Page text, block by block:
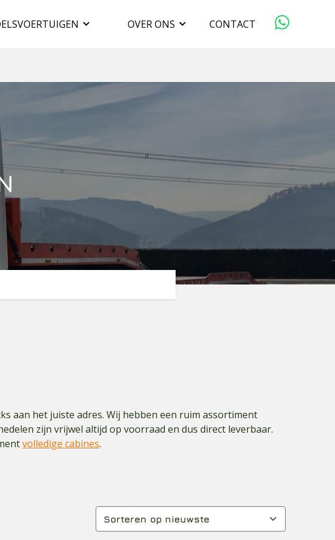
OVER ONS
VERKOPEN
WERKEN BIJ
CONTACT
aan het juiste adres. Wij hebben een ruim assortiment
zijn vrijwel altijd op voorraad en dus direct leverbaar.
volledige cabines.